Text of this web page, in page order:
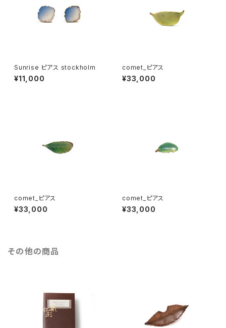
Sunrise ピアス stockholm
¥11,000
comet_ピアス
¥33,000
comet_ピアス
¥33,000
comet_ピアス
¥33,000
その他の商品